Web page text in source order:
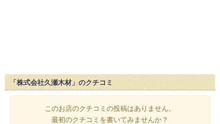
「株式会社久瀬木材」のクチコミ
このお店のクチコミの投稿はありません。
最初のクチコミを書いてみませんか？